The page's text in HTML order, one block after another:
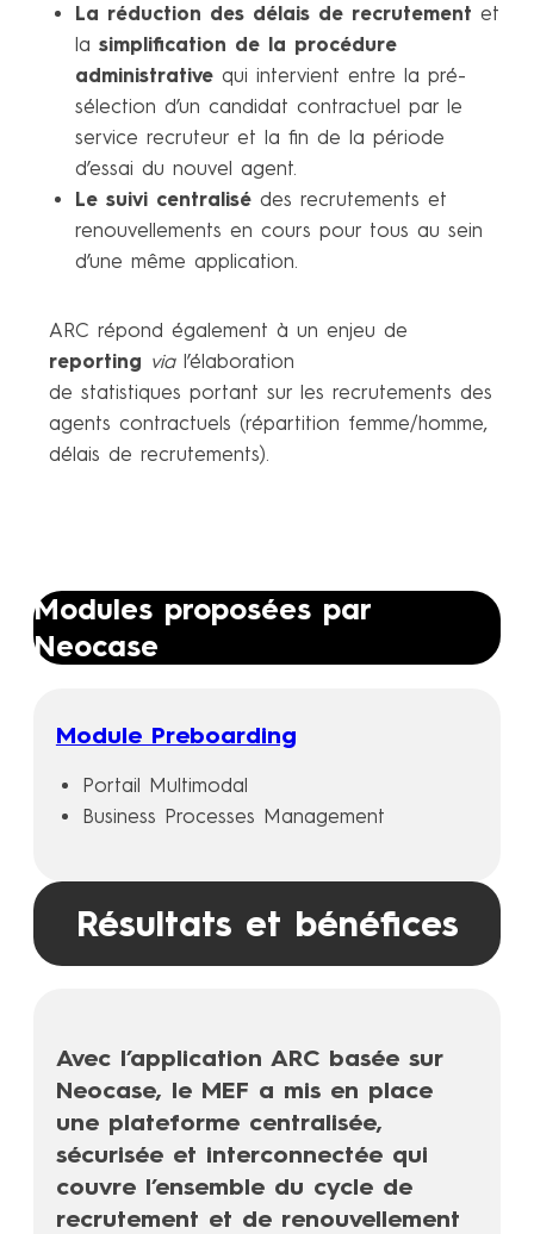
La réduction des délais de recrutement et
la simplification de la procédure
administrativequi intervient entre la pré-
sélection d’un candidat contractuel par le
service recruteur et la fin de la période
d’essai du nouvel agent.
Le suivi centralisédes recrutements et
renouvellements en cours pour tous au sein
d’une même application.
ARC répond également à un enjeu de
reporting vial’élaboration
de statistiques portant sur les recrutements des
agents contractuels (répartition femme/homme,
délais de recrutements).
Modules proposées par
Neocase
Module Preboarding
Portail Multimodal
Business Processes Management
Résultats et bénéfices
Avec l’application ARC basée sur
Neocase, le MEF a mis en place
une plateforme centralisée,
sécurisée et interconnectée qui
couvre l’ensemble du cycle de
recrutement et de renouvellement